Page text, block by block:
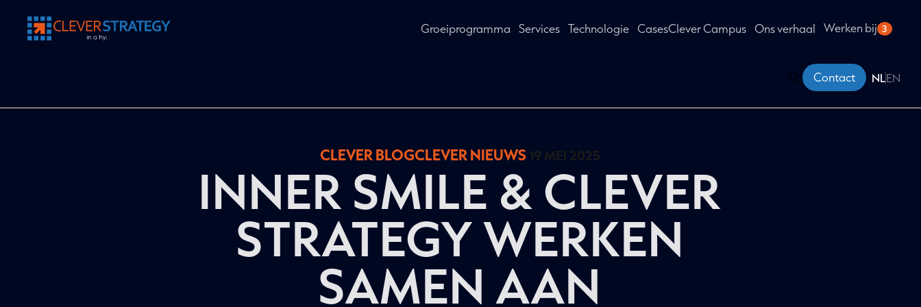
Clever
Groeiprogramma Services Technologie CasesClever Campus Ons verhaal Werken bij 3
Contact NLEN
CLEVER BLOGCLEVER NIEUWS 19 MEI 2025
INNER SMILE & CLEVER
STRATEGY WERKEN
SAMEN AAN